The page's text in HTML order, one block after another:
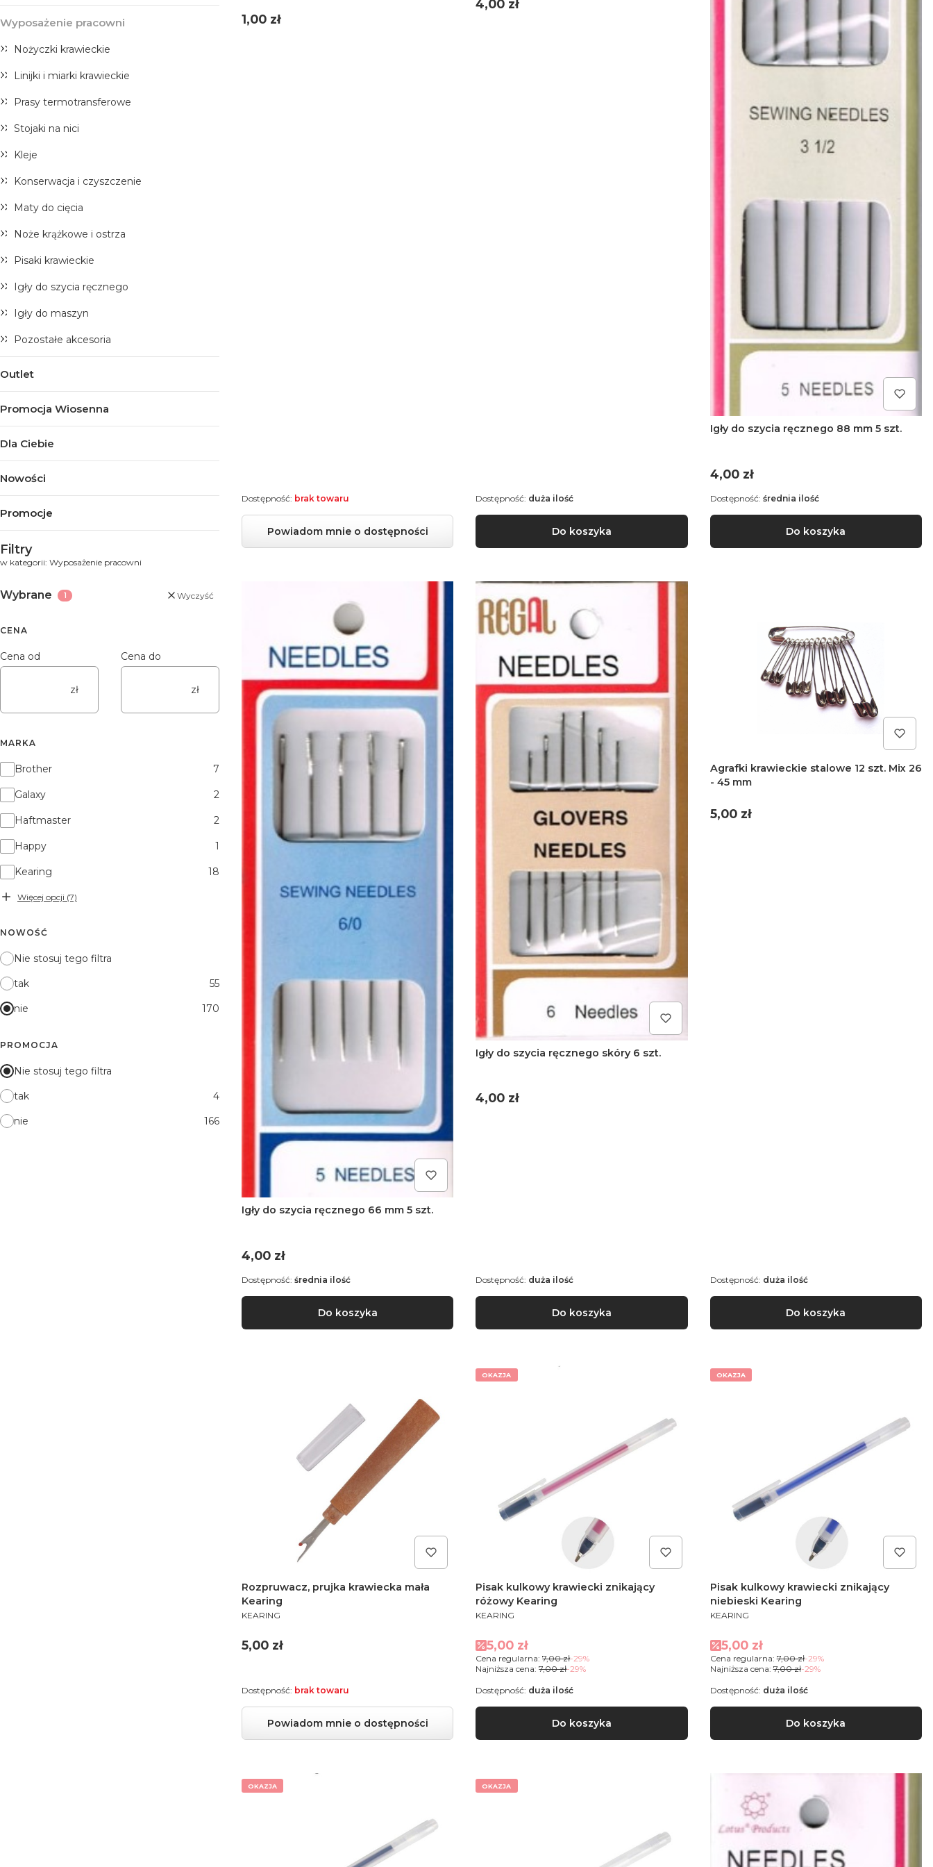
Wyposażenie pracowni
Nożyczki krawieckie
Linijki i miarki krawieckie
Prasy termotransferowe
Stojaki na nici
Kleje
Konserwacja i czyszczenie
Maty do cięcia
Noże krążkowe i ostrza
Pisaki krawieckie
Igły do szycia ręcznego
Igły do maszyn
Pozostałe akcesoria
Outlet
Promocja Wiosenna
Dla Ciebie
Nowości
Promocje
Filtry
w kategorii: Wyposażenie pracowni
Wybrane Wyczyść
CENA
Cena od
zł
Cena do
zł
MARKA
MarkaBrother 7
Galaxy 2
Haftmaster 2
Happy 1
Kearing 18
Więcej opcji (7)
NOWOŚĆ
Nie stosuj tego filtra
tak
55
nie
170
PROMOCJA
Nie stosuj tego filtra
tak
4
nie
166
Cena
1,00 zł
Powiadom mnie o dostępności
Dostępność: brak towaru
Cena
4,00 zł
Do koszyka
Dostępność: duża ilość
Igły do szycia ręcznego 88 mm 5 szt.
Cena
4,00 zł
Do koszyka
Dostępność: średnia ilość
Igły do szycia ręcznego 66 mm 5 szt.
Cena
4,00 zł
Do koszyka
Dostępność: średnia ilość
Igły do szycia ręcznego skóry 6 szt.
Cena
4,00 zł
Do koszyka
Dostępność: duża ilość
Agrafki krawieckie stalowe 12 szt. Mix 26
- 45 mm
Cena
5,00 zł
Do koszyka
Dostępność: duża ilość
Rozpruwacz, prujka krawiecka mała
Kearing
PRODUCENT
KEARING
Cena
5,00 zł
Powiadom mnie o dostępności
Dostępność: brak towaru
OKAZJA
Pisak kulkowy krawiecki znikający
różowy Kearing
PRODUCENT
KEARING
Cena promocyjna
5,00 zł
Cena regularna: 7,00 zł-29%
Najniższa cena: 7,00 zł-29%
Do koszyka
Dostępność: duża ilość
OKAZJA
Pisak kulkowy krawiecki znikający
niebieski Kearing
PRODUCENT
KEARING
Cena promocyjna
5,00 zł
Cena regularna: 7,00 zł-29%
Najniższa cena: 7,00 zł-29%
Do koszyka
Dostępność: duża ilość
OKAZJA OKAZJA